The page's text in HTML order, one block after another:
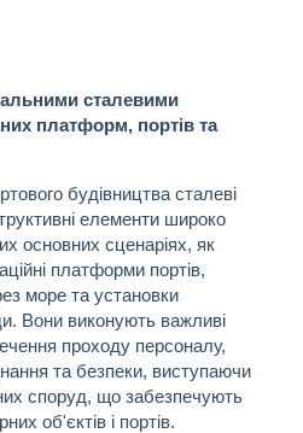
сталевими
платформ, портів та
будівництва сталеві
елементи широко
основних сценаріях, як
платформи портів,
море та установки
Вони виконують важливі
проходу персоналу,
та безпеки, виступаючи
споруд, що забезпечують
об'єктів і портів.